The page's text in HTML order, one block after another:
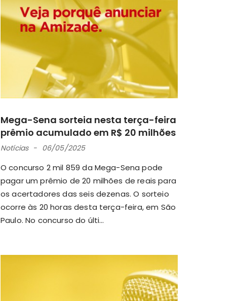
Mega-Sena sorteia nesta terça-feira
prêmio acumulado em R$ 20 milhões
Notícias 06/05/2025
O concurso 2 mil 859 da Mega-Sena pode
pagar um prêmio de 20 milhões de reais para
os acertadores das seis dezenas. O sorteio
ocorre às 20 horas desta terça-feira, em São
Paulo. No concurso do últi...